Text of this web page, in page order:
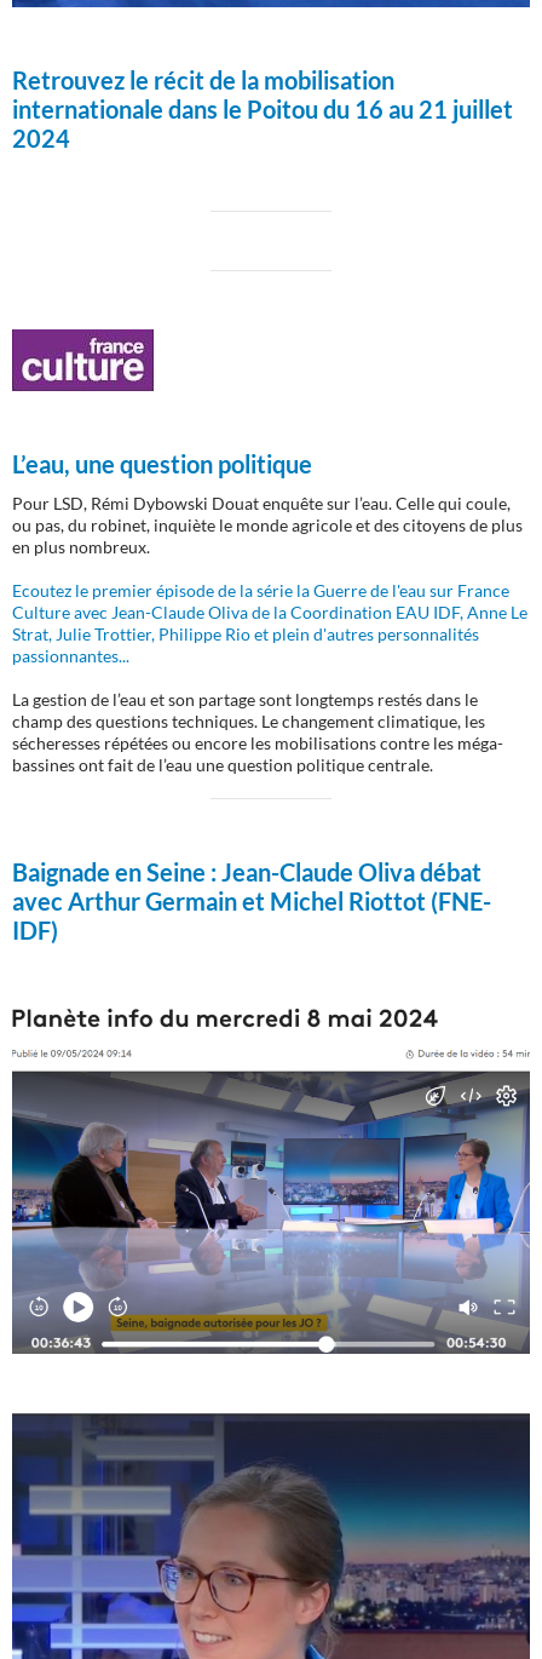
Retrouvez le récit de la mobilisation
internationale dans le Poitou du 16 au 21 juillet
2024
L’eau, une question politique
Pour LSD, Rémi Dybowski Douat enquête sur l’eau. Celle qui coule,
ou pas, du robinet, inquiète le monde agricole et des citoyens de plus
en plus nombreux.
Ecoutez le premier épisode de la série la Guerre de l'eau sur France
Culture avec Jean-Claude Oliva de la Coordination EAU IDF, Anne Le
Strat, Julie Trottier, Philippe Rio et plein d'autres personnalités
passionnantes...
La gestion de l’eau et son partage sont longtemps restés dans le
champ des questions techniques. Le changement climatique, les
sécheresses répétées ou encore les mobilisations contre les méga-
bassines ont fait de l’eau une question politique centrale.
Baignade en Seine :Jean-Claude Oliva débat
avec Arthur Germain et Michel Riottot (FNE-
IDF)